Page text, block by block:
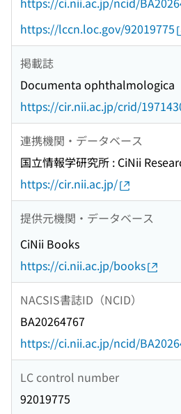
https://lccn.loc.gov/92019775
掲載誌
Documenta ophthalmologica
https://cir.nii.ac.jp/crid/
連携機関・データベース
国立情報学研究所 : CiNii
https://cir.nii.ac.jp/
提供元機関・データベース
CiNii Books
https://ci.nii.ac.jp/books
NACSIS書誌ID（NCID）
BA20264767
https://ci.nii.ac.jp/ncid/
LC control number
92019775